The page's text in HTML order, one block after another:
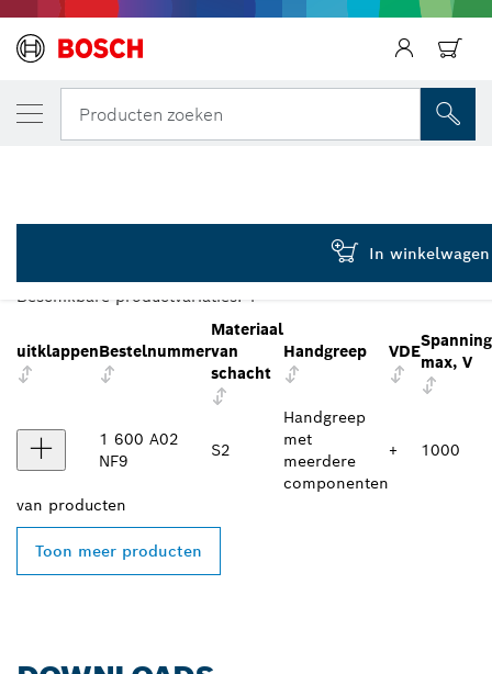
Producten zoeken
JOUW GESELECTEERDE VARIANT
VDE gemengde schroevendraaierset, 14-
1 600 A02 NF9
In winkelwagen
VARIANTENOVERZICHT
Beschikbare productvariaties: 1
uitklappenBestelnummer
Materiaal
van
schacht
Handgreep VDE
Spanning
max, V
1 600 A02
NF9
S2
Handgreep
met
meerdere
componenten
+ 1000
van producten
Toon meer producten